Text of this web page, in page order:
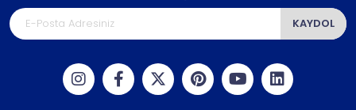
KAYDOL